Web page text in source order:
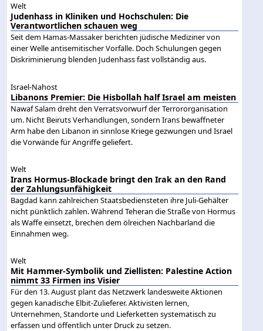
Welt
Judenhass in Kliniken und Hochschulen: Die
Verantwortlichen schauen weg
Seit dem Hamas-Massaker berichten jüdische Mediziner von
einer Welle antisemitischer Vorfälle. Doch Schulungen gegen
Diskriminierung blenden Judenhass fast vollständig aus.
Israel-Nahost
Libanons Premier: Die Hisbollah half Israel am meisten
Nawaf Salam dreht den Verratsvorwurf der Terrororganisation
um. Nicht Beiruts Verhandlungen, sondern Irans bewaffneter
Arm habe den Libanon in sinnlose Kriege gezwungen und Israel
die Vorwände für Angriffe geliefert.
Welt
Irans Hormus-Blockade bringt den Irak an den Rand
der Zahlungsunfähigkeit
Bagdad kann zahlreichen Staatsbediensteten ihre Juli-Gehälter
nicht pünktlich zahlen. Während Teheran die Straße von Hormus
als Waffe einsetzt, brechen dem ölreichen Nachbarland die
Einnahmen weg.
Welt
Mit Hammer-Symbolik und Ziellisten: Palestine Action
nimmt 33 Firmen ins Visier
Für den 13. August plant das Netzwerk landesweite Aktionen
gegen kanadische Elbit-Zulieferer. Aktivisten lernen,
Unternehmen, Standorte und Lieferketten systematisch zu
erfassen und öffentlich unter Druck zu setzen.